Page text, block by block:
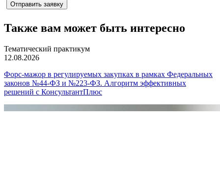
Отправить заявку
Также вам может быть интересно
Тематический практикум
12.08.2026
Форс-мажор в регулируемых закупках в рамках Федеральных
законов №44-ФЗ и №223-ФЗ. Алгоритм эффективных
решений с КонсультантПлюс